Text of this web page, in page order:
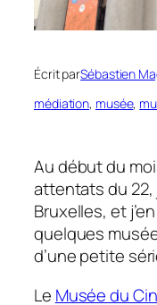
Écrit parSébastien
médiation, musée,
Au début du
attentats du 22,
Bruxelles, et
quelques
d’une petite
Le Musée du